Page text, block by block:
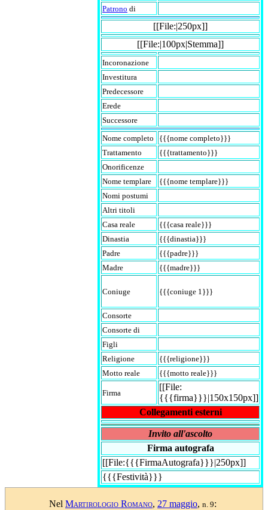
Patrono di
[[File:|250px]]
[[File:|100px|Stemma]]
Incoronazione
Investitura
Predecessore
Erede
Successore
Nome completo
{{{nome completo}}}
Trattamento
{{{trattamento}}}
Onorificenze
Nome templare
{{{nome templare}}}
Nomi postumi
Altri titoli
Casa reale
{{{casa reale}}}
Dinastia
{{{dinastia}}}
Padre
{{{padre}}}
Madre
{{{madre}}}
Coniuge {{{coniuge 1}}}
Consorte
Consorte di
Figli
Religione
{{{religione}}}
Motto reale
{{{motto reale}}}
Firma
[[File:
{{{firma}}}|150x150px]]
Collegamenti esterni
Invito all'ascolto
Firma autografa
[[File:{{{FirmaAutografa}}}|250px]]
{{{Festività}}}
Nel Martirologio Romano, 27 maggio, n. 9: